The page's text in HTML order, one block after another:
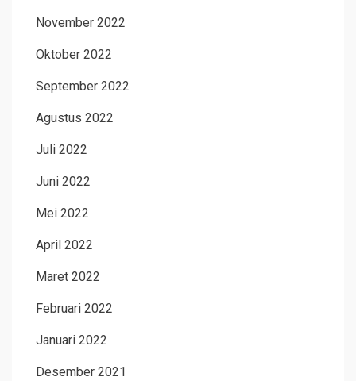
November 2022
Oktober 2022
September 2022
Agustus 2022
Juli 2022
Juni 2022
Mei 2022
April 2022
Maret 2022
Februari 2022
Januari 2022
Desember 2021